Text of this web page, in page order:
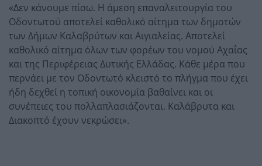
«Δεν κάνουμε πίσω. Η άμεση επαναλειτουργία του
Οδοντωτού αποτελεί καθολικό αίτημα των δημοτών
των Δήμων Καλαβρύτων και Αιγιαλείας. Αποτελεί
καθολικό αίτημα όλων των φορέων του νομού Αχαΐας
και της Περιφέρειας Δυτικής Ελλάδας. Κάθε μέρα που
περνάει με τον Οδοντωτό κλειστό το πλήγμα που έχει
ήδη δεχθεί η τοπική οικονομία βαθαίνει και οι
συνέπειες του πολλαπλασιάζονται. Καλάβρυτα και
Διακοπτό έχουν νεκρώσει».